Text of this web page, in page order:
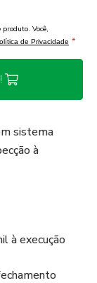
Você,
de Privacidade *
sistema
à
à execução